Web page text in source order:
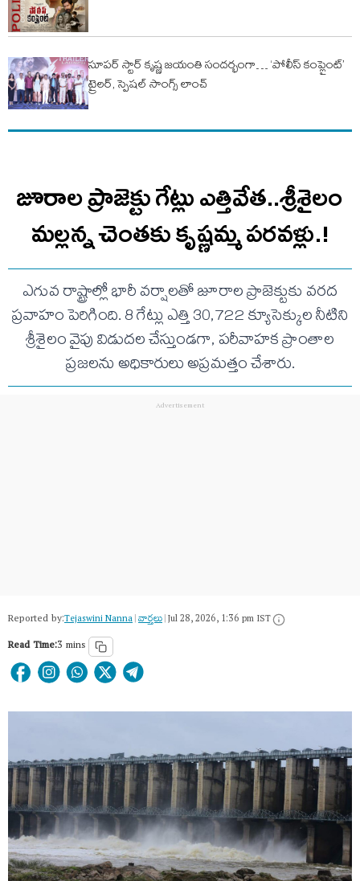
సూపర్ స్టార్ కృష్ణ జయంతి సందర్భంగా… ‘పోలీస్ కంప్లైంట్’
ట్రైలర్, స్పెషల్ సాంగ్స్ లాంచ్
జూరాల ప్రాజెక్టు గేట్లు ఎత్తివేత..శ్రీశైలం
మల్లన్న చెంతకు కృష్ణమ్మ పరవళ్లు.!
ఎగువ రాష్ట్రాల్లో భారీ వర్షాలతో జూరాల ప్రాజెక్టుకు వరద
ప్రవాహం పెరిగింది. 8 గేట్లు ఎత్తి 30,722 క్యూసెక్కుల నీటిని
శ్రీశైలం వైపు విడుదల చేస్తుండగా, పరీవాహక ప్రాంతాల
ప్రజలను అధికారులు అప్రమత్తం చేశారు.
Reported by:Tejaswini Nanna|వార్త‌లు|Jul 28, 2026, 1:36 pm IST
Read Time:3 mins